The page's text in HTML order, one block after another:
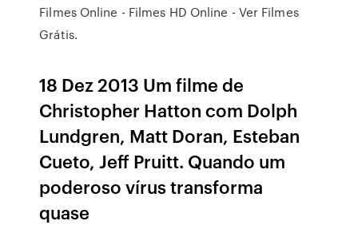
Filmes Online - Filmes HD Online - Ver Filmes
Grátis.
18 Dez 2013 Um filme de
Christopher Hatton com Dolph
Lundgren, Matt Doran, Esteban
Cueto, Jeff Pruitt. Quando um
poderoso vírus transforma
quase